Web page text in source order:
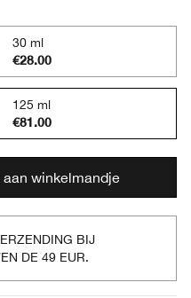
30 ml
€28.00
125 ml
€81.00
aan winkelmandje
BIJ
DE 49 EUR.